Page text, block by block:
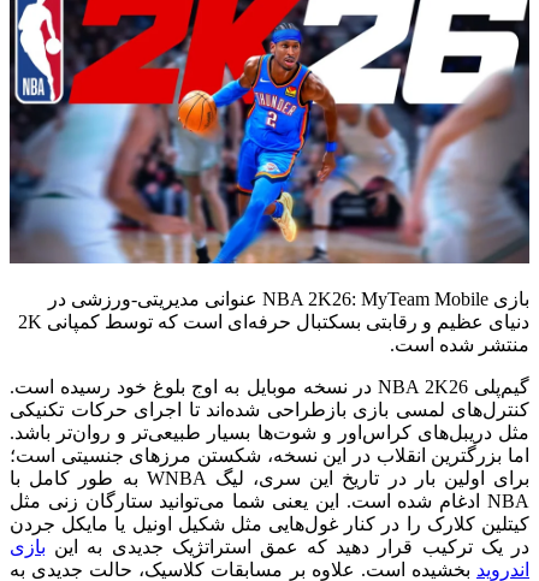
بازی NBA 2K26: MyTeam Mobile عنوانی مدیریتی-ورزشی در
دنیای عظیم و رقابتی بسکتبال حرفه‌ای است که توسط کمپانی 2K
منتشر شده است.
گیم‌پلی NBA 2K26 در نسخه موبایل به اوج بلوغ خود رسیده است.
کنترل‌های لمسی بازی بازطراحی شده‌اند تا اجرای حرکات تکنیکی
مثل دریبل‌های کراس‌اور و شوت‌ها بسیار طبیعی‌تر و روان‌تر باشد.
اما بزرگترین انقلاب در این نسخه، شکستن مرزهای جنسیتی است؛
برای اولین بار در تاریخ این سری، لیگ WNBA به طور کامل با
NBA ادغام شده است. این یعنی شما می‌توانید ستارگان زنی مثل
کیتلین کلارک را در کنار غول‌هایی مثل شکیل اونیل یا مایکل جردن
در یک ترکیب قرار دهید که عمق استراتژیک جدیدی به این بازی
اندروید بخشیده است. علاوه بر مسابقات کلاسیک، حالت جدیدی به